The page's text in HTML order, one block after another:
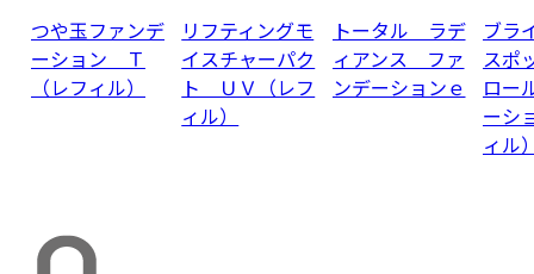
つや玉ファンデ
ーション Ｔ
（レフィル）
リフティングモ
イスチャーパク
ト ＵＶ（レフ
ィル）
トータル ラデ
ィアンス ファ
ンデーションｅ
ブラ
スポ
ロー
ーシ
ィル